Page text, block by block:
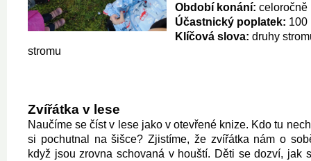
Období konání: celoročně
Účastnický poplatek: 100
Klíčová slova: druhy
stromu
Zvířátka v lese
Naučíme se číst v lese jako v otevřené knize. Kdo tu
si pochutnal na šišce? Zjistíme, že zvířátka nám o
když jsou zrovna schovaná v houští. Děti se dozví, jak